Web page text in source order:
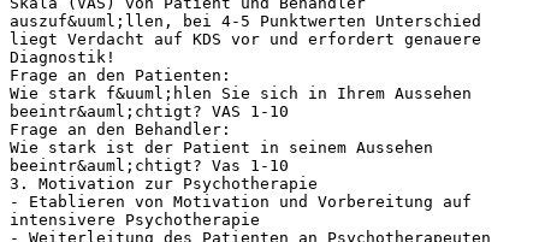
auszuf&uuml;llen, bei 4-5 Punktwerten Unterschied
liegt Verdacht auf KDS vor und erfordert genauere
Diagnostik!
Frage an den Patienten:
Wie stark f&uuml;hlen Sie sich in Ihrem Aussehen
beeintr&auml;chtigt? VAS 1-10
Frage an den Behandler:
Wie stark ist der Patient in seinem Aussehen
beeintr&auml;chtigt? Vas 1-10
3. Motivation zur Psychotherapie
- Etablieren von Motivation und Vorbereitung auf
intensivere Psychotherapie
- Weiterleitung des Patienten an Psychotherapeuten